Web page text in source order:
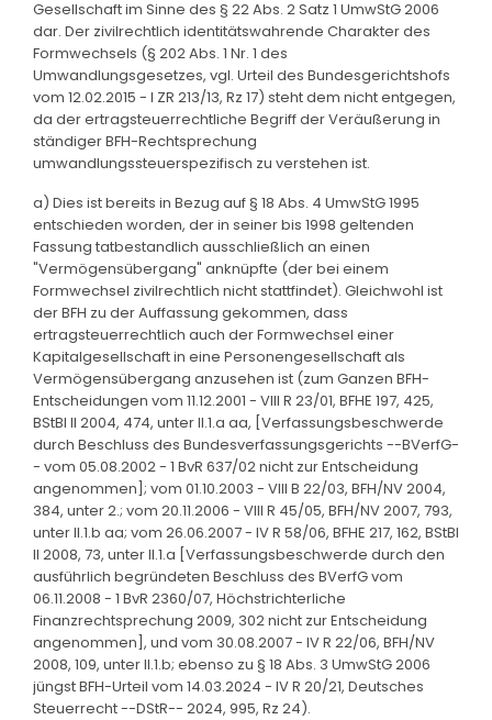
Gesellschaft im Sinne des § 22 Abs. 2 Satz 1 UmwStG 2006
dar. Der zivilrechtlich identitätswahrende Charakter des
Formwechsels (§ 202 Abs. 1 Nr. 1 des
Umwandlungsgesetzes, vgl. Urteil des Bundesgerichtshofs
vom 12.02.2015 - I ZR 213/13, Rz 17) steht dem nicht entgegen,
da der ertragsteuerrechtliche Begriff der Veräußerung in
ständiger BFH-Rechtsprechung
umwandlungssteuerspezifisch zu verstehen ist.
a) Dies ist bereits in Bezug auf § 18 Abs. 4 UmwStG 1995
entschieden worden, der in seiner bis 1998 geltenden
Fassung tatbestandlich ausschließlich an einen
"Vermögensübergang" anknüpfte (der bei einem
Formwechsel zivilrechtlich nicht stattfindet). Gleichwohl ist
der BFH zu der Auffassung gekommen, dass
ertragsteuerrechtlich auch der Formwechsel einer
Kapitalgesellschaft in eine Personengesellschaft als
Vermögensübergang anzusehen ist (zum Ganzen BFH-
Entscheidungen vom 11.12.2001 - VIII R 23/01, BFHE 197, 425,
BStBl II 2004, 474, unter II.1.a aa, [Verfassungsbeschwerde
durch Beschluss des Bundesverfassungsgerichts --BVerfG-
- vom 05.08.2002 - 1 BvR 637/02 nicht zur Entscheidung
angenommen]; vom 01.10.2003 - VIII B 22/03, BFH/NV 2004,
384, unter 2.; vom 20.11.2006 - VIII R 45/05, BFH/NV 2007, 793,
unter II.1.b aa; vom 26.06.2007 - IV R 58/06, BFHE 217, 162, BStBl
II 2008, 73, unter II.1.a [Verfassungsbeschwerde durch den
ausführlich begründeten Beschluss des BVerfG vom
06.11.2008 - 1 BvR 2360/07, Höchstrichterliche
Finanzrechtsprechung 2009, 302 nicht zur Entscheidung
angenommen], und vom 30.08.2007 - IV R 22/06, BFH/NV
2008, 109, unter II.1.b; ebenso zu § 18 Abs. 3 UmwStG 2006
jüngst BFH-Urteil vom 14.03.2024 - IV R 20/21, Deutsches
Steuerrecht --DStR-- 2024, 995, Rz 24).